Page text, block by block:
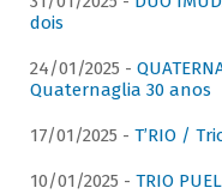
dois
24/01/2025 -
Quaternaglia 30 anos
17/01/2025 - T’RIO /
10/01/2025 - TRIO